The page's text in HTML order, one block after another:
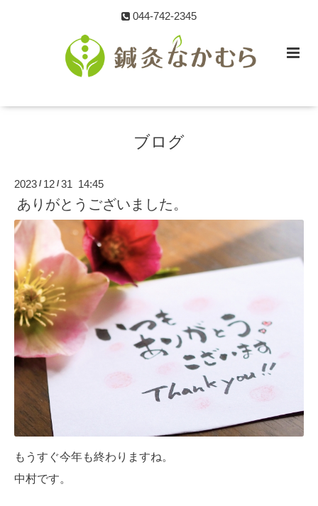
044-742-2345
ブログ
2023 / 12 /31 14:45
ありがとうございました。
もうすぐ今年も終わりますね。
中村です。